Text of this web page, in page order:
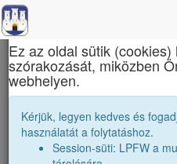
Erdélyi liceumok
×
Ez az oldal sütik
szórakozását, miközben
webhelyen.
Kérjük, legyen kedves és
használatát a folytatáshoz.
Session-süti: LPFW a